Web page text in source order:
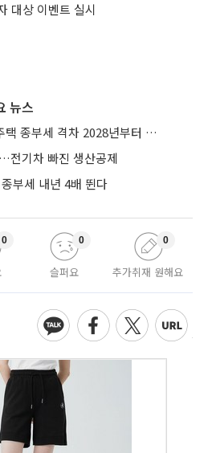
대상 이벤트 실시
뉴스
종부세 개편에도…1·3주택 종부세 격차 2028년부터 확대
전기차 빠진 생산공제
부세 내년 4배 뛴다
0
슬퍼요
0
추가취재 원해요
0